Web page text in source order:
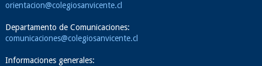
orientacion@colegiosanvicente.cl
Departamento de Comunicaciones:
comunicaciones@colegiosanvicente.cl
Informaciones generales: